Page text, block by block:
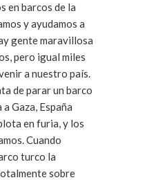
en barcos de la
y ayudamos a
gente maravillosa
pero igual miles
a nuestro país.
de parar un barco
Gaza, España
en furia, y los
Cuando
turco la
sobre